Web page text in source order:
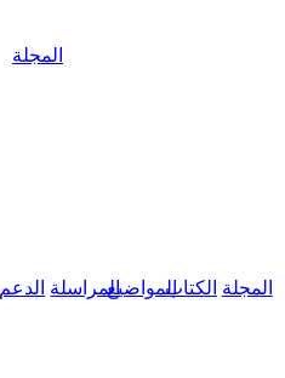
المجلة
الدعم المراسلةالمواضيعالكتاب المجلة